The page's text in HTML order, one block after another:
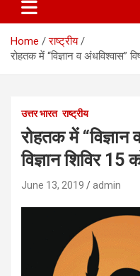
Home
राष्ट्रीय
रोहतक में “विज्ञान व अंधविश्वास”
उत्तर भारत राष्ट्रीय
रोहतक में “विज्ञान
विज्ञान शिविर 15
June 13, 2019 admin